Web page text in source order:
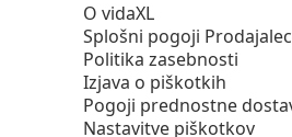
O vidaXL
Splošni pogoji
Politika zasebnosti
Izjava o piškotkih
Pogoji prednostne
Nastavitve piškotkov